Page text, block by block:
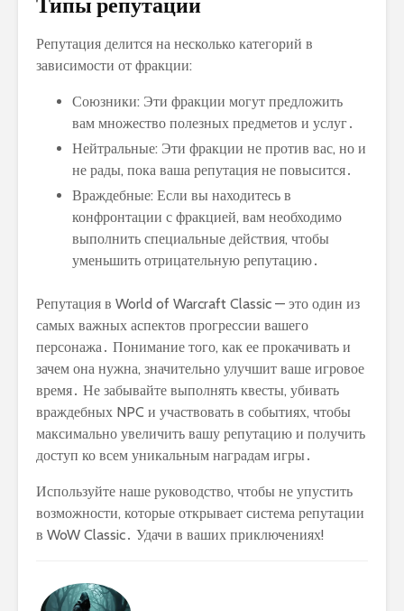
Репутация делится на несколько категорий в
зависимости от фракции:
Союзники: Эти фракции могут предложить
вам множество полезных предметов и услуг․
Нейтральные: Эти фракции не против вас, но и
не рады, пока ваша репутация не повысится․
Враждебные: Если вы находитесь в
конфронтации с фракцией, вам необходимо
выполнить специальные действия, чтобы
уменьшить отрицательную репутацию․
Репутация в World of Warcraft Classic — это один из
самых важных аспектов прогрессии вашего
персонажа․ Понимание того, как ее прокачивать и
зачем она нужна, значительно улучшит ваше игровое
время․ Не забывайте выполнять квесты, убивать
враждебных NPC и участвовать в событиях, чтобы
максимально увеличить вашу репутацию и получить
доступ ко всем уникальным наградам игры․
Используйте наше руководство, чтобы не упустить
возможности, которые открывает система репутации
в WoW Classic․ Удачи в ваших приключениях!